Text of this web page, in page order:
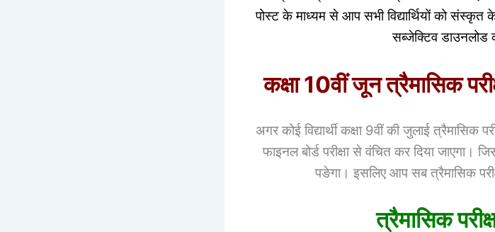
पोस्ट के माध्यम से आप सभी विद्यार्थियों को
सब्जेक्टिव डाउनलोड
कक्षा 10वीं जून त्रैमासिक
अगर कोई विद्यार्थी कक्षा 9वीं की जुलाई त्रैमासिक
फाइनल बोर्ड परीक्षा से वंचित कर दिया जाएगा।
पङेगा। इसलिए आप सब त्रैमासिक
त्रैमासिक